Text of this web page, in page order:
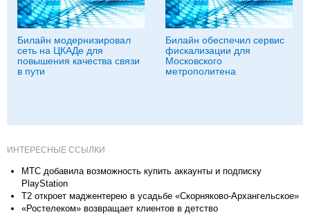
Билайн модернизировал
сеть на ЦКАДе для
повышения качества связи
в пути
Билайн обеспечил сервис
фискализации для
Московского
метрополитена
ИНТЕРЕСНЫЕ ССЫЛКИ
МТС добавила возможность купить аккаунты и подписку
PlayStation
T2 откроет маджентерею в усадьбе «Скорняково-Архангельское»
«Ростелеком» возвращает клиентов в детство